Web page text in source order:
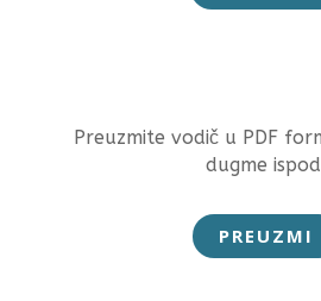
Preuzmite vodič u PDF
dugme
PREUZMI